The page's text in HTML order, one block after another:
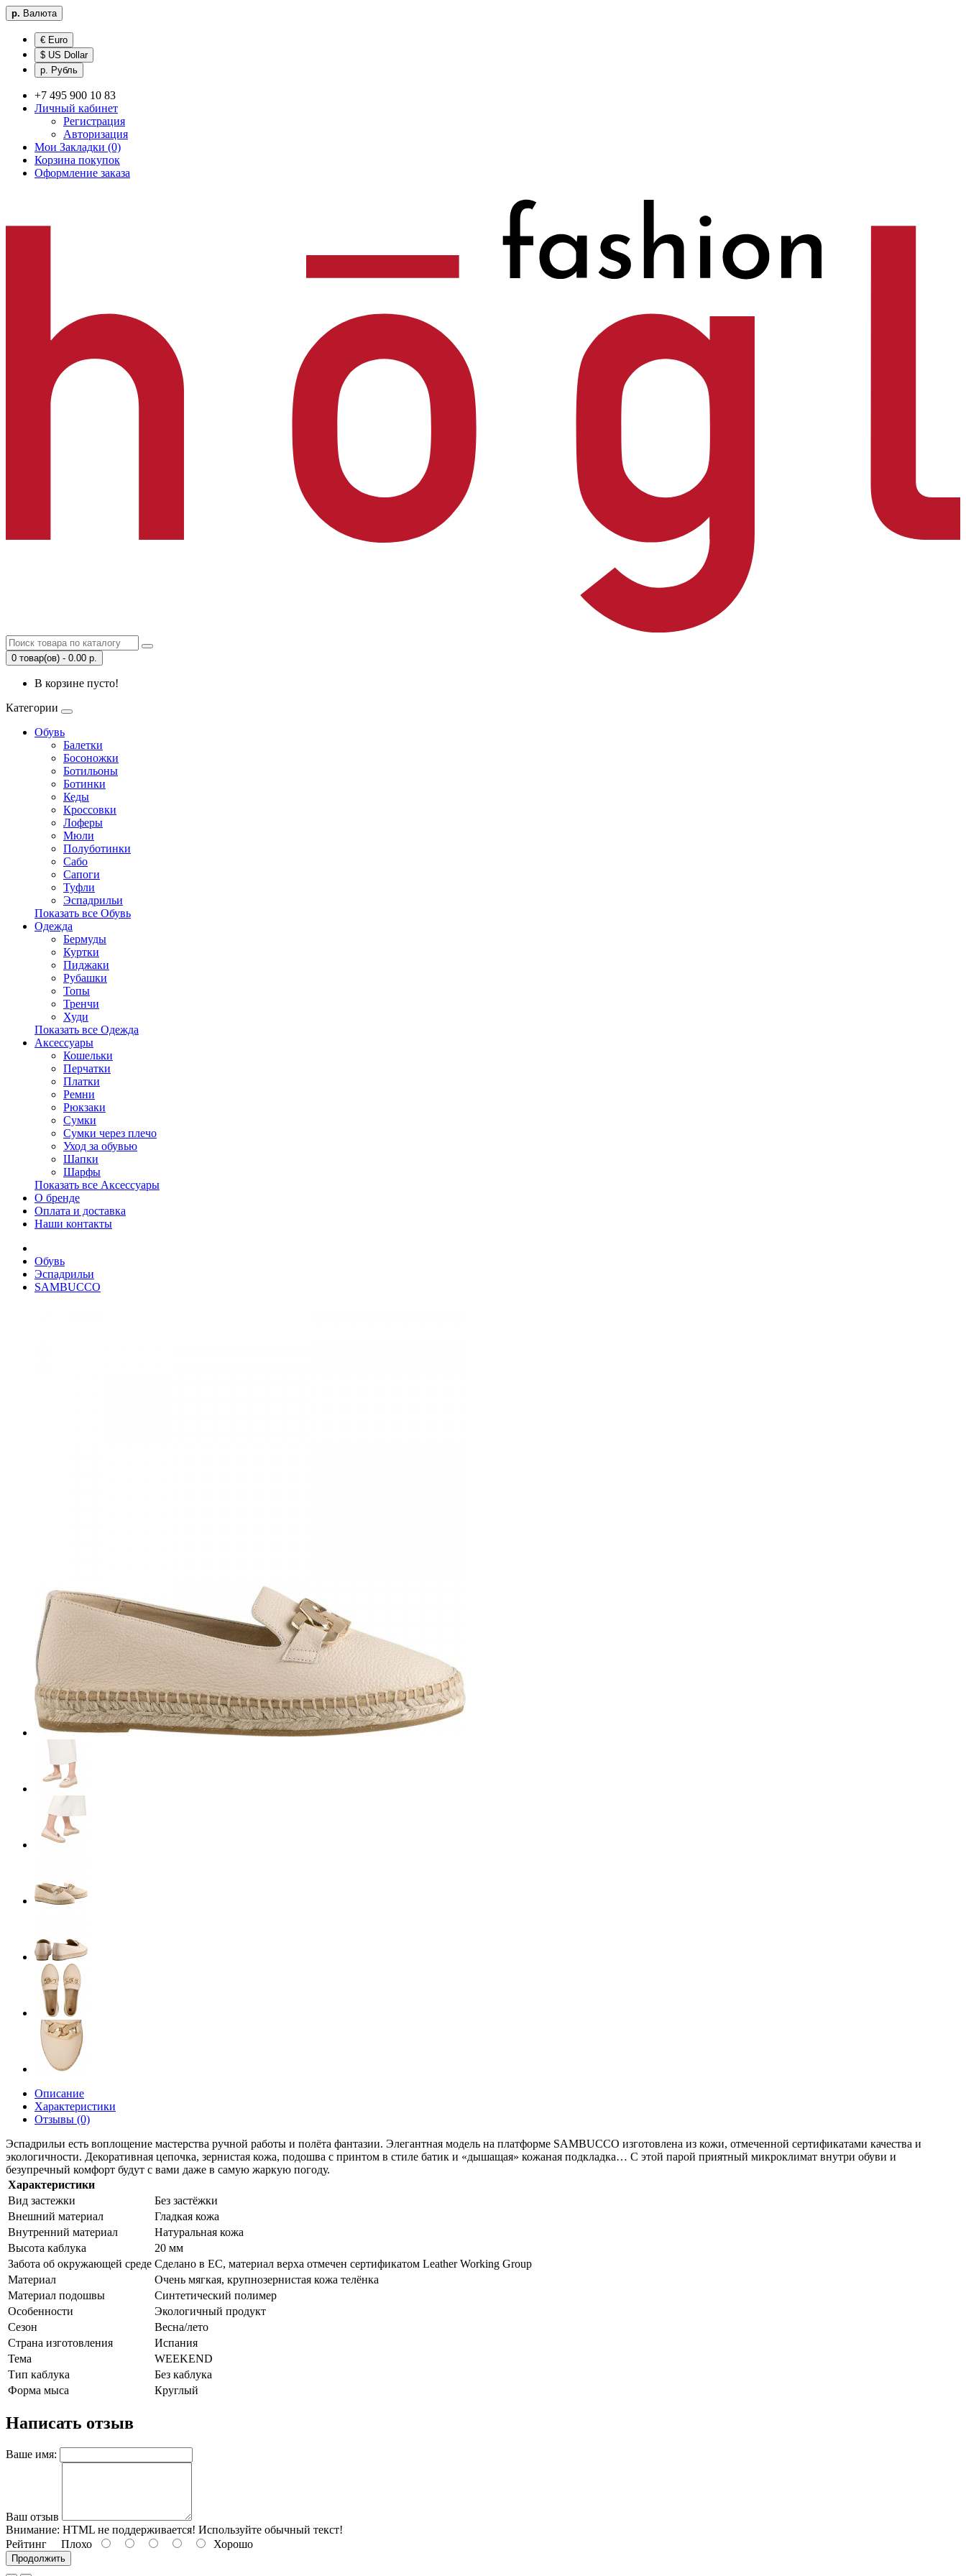
р. Валюта
€ Euro
$ US Dollar
р. Рубль
+7 495 900 10 83
Личный кабинет
Регистрация
Авторизация
Мои Закладки (0)
Корзина покупок
Оформление заказа
0 товар(ов) - 0.00 р.
В корзине пусто!
Категории
Обувь
Балетки
Босоножки
Ботильоны
Ботинки
Кеды
Кроссовки
Лоферы
Мюли
Полуботинки
Сабо
Сапоги
Туфли
Эспадрильи
Показать все Обувь
Одежда
Бермуды
Куртки
Пиджаки
Рубашки
Топы
Тренчи
Худи
Показать все Одежда
Аксессуары
Кошельки
Перчатки
Платки
Ремни
Рюкзаки
Сумки
Сумки через плечо
Уход за обувью
Шапки
Шарфы
Показать все Аксессуары
О бренде
Оплата и доставка
Наши контакты
Обувь
Эспадрильи
SAMBUCCO
Описание
Характеристики
Отзывы (0)
Эспадрильи есть воплощение мастерства ручной работы и полёта фантазии. Элегантная модель на платформе SAMBUCCO изготовлена из кожи, отмеченной сертификатами качества и
экологичности. Декоративная цепочка, зернистая кожа, подошва с принтом в стиле батик и «дышащая» кожаная подкладка… С этой парой приятный микроклимат внутри обуви и
безупречный комфорт будут с вами даже в самую жаркую погоду.
Характеристики
Вид застежки
Без застёжки
Внешний материал
Гладкая кожа
Внутренний материал
Натуральная кожа
Высота каблука
20 мм
Забота об окружающей среде Сделано в ЕС, материал верха отмечен сертификатом Leather Working Group
Материал
Очень мягкая, крупнозернистая кожа телёнка
Материал подошвы
Синтетический полимер
Особенности
Экологичный продукт
Сезон
Весна/лето
Страна изготовления
Испания
Тема
WEEKEND
Тип каблука
Без каблука
Форма мыса
Круглый
Написать отзыв
Ваше имя:
Ваш отзыв
Внимание: HTML не поддерживается! Используйте обычный текст!
Рейтинг Плохо Хорошо
Продолжить